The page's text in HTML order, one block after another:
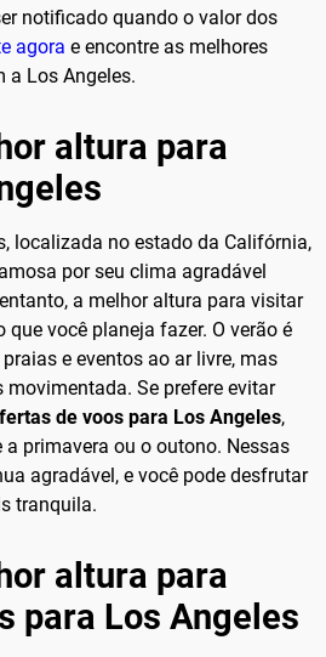
notificado quando o valor dos
agora e encontre as melhores
a Los Angeles.
altura para
localizada no estado da Califórnia,
por seu clima agradável
a melhor altura para visitar
que você planeja fazer. O verão é
e eventos ao ar livre, mas
Se prefere evitar
de voos para Los Angeles,
primavera ou o outono. Nessas
agradável, e você pode desfrutar
tranquila.
altura para
para Los Angeles